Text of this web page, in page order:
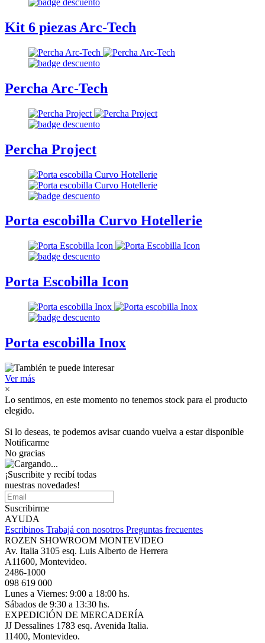
Kit 6 piezas Arc-Tech
Percha Arc-Tech
Percha Project
Porta escobilla Curvo Hotellerie
Porta Escobilla Icon
Porta escobilla Inox
Ver más
×
Lo sentimos, en este momento no tenemos stock para el producto
elegido.
Si lo deseas, te podemos avisar cuando vuelva a estar disponible
Notificarme
No gracias
¡Suscribite y recibí todas
nuestras novedades!
Suscribirme
AYUDA
Escribinos Trabajá con nosotros Preguntas frecuentes
ROZEN SHOWROOM MONTEVIDEO
Av. Italia 3105 esq. Luis Alberto de Herrera
A11600, Montevideo.
2486-1000
098 619 000
Lunes a Viernes: 9:00 a 18:00 hs.
Sábados de 9:30 a 13:30 hs.
EXPEDICIÓN DE MERCADERÍA
JJ Dessalines 1783 esq. Avenida Italia.
11400, Montevideo.